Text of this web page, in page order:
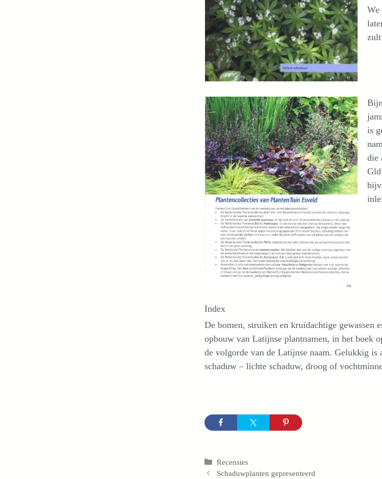
We
is
die
Index
De bomen, struiken en kruidachtige gewassen
opbouw van Latijnse plantnamen, in het boek
de volgorde van de Latijnse naam. Gelukkig is
schaduw – lichte schaduw, droog of
Categorieën
Recensies
Schaduwplanten gepresenteerd